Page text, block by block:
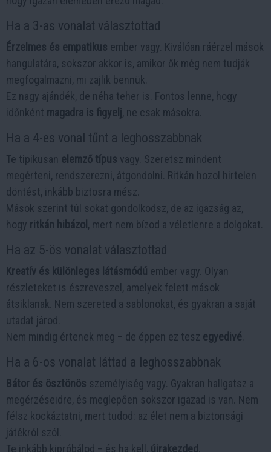
Ha a 3-as vonalat választottad
Érzelmes és empatikus ember vagy. Kiválóan ráérzel mások
hangulatára, sokszor akkor is, amikor ők még nem tudják
megfogalmazni, mi zajlik bennük.
Ez nagy ajándék, de néha teher is. Fontos lenne, hogy
időnként magadra is figyelj , ne csak másokra.
Ha a 4-es vonal tűnt a leghosszabbnak
Te tipikusan elemző típus vagy. Szeretsz mindent
megérteni, rendszerezni, átgondolni. Ritkán hozol hirtelen
döntést, inkább biztosra mész.
Mások szerint túl sokat gondolkodsz, de az igazság az,
hogy ritkán hibázol , mert nem bízod a véletlenre a dolgokat.
Ha az 5-ös vonalat választottad
Kreatív és különleges látásmódú ember vagy. Olyan
részleteket is észreveszel, amelyek felett mások
átsiklanak. Nem szereted a sablonokat, és gyakran a saját
utadat járod.
Nem mindig értenek meg – de éppen ez tesz egyedivé
Ha a 6-os vonalat láttad a leghosszabbnak
Bátor és ösztönös személyiség vagy. Gyakran hallgatsz a
megérzéseidre, és meglepően sokszor igazad is van. Nem
félsz kockáztatni, mert tudod: az élet nem a biztonsági
játékról szól.
Te inkább kipróbálod – és ha kell, újrakezded